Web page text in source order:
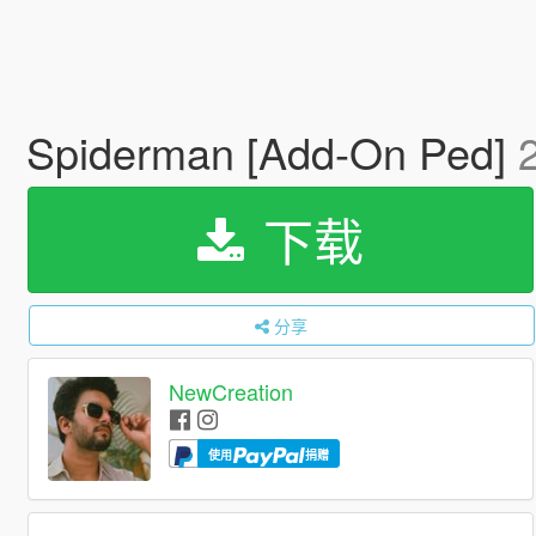
Spiderman [Add-On Ped]
下载
分享
NewCreation
使用 捐赠